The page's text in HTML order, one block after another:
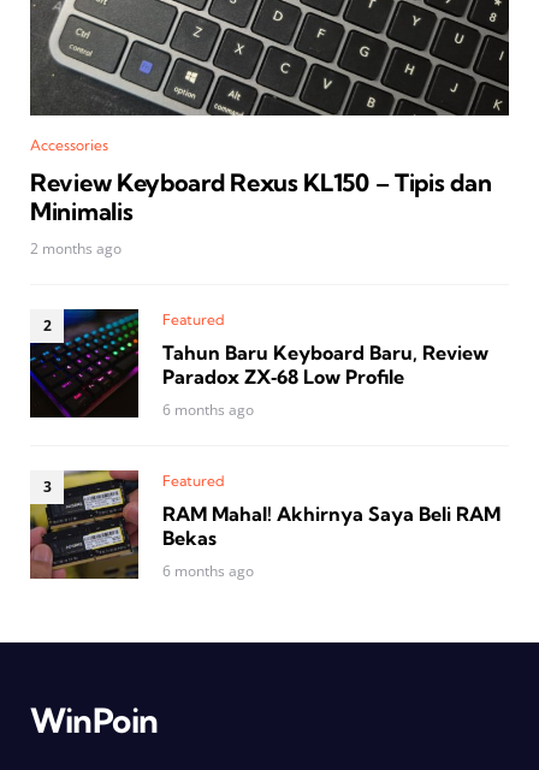
Accessories
Review Keyboard Rexus KL150 – Tipis dan
Minimalis
2 months ago
Featured
Tahun Baru Keyboard Baru, Review
Paradox ZX‑68 Low Profile
6 months ago
Featured
RAM Mahal! Akhirnya Saya Beli RAM
Bekas
6 months ago
WinPoin